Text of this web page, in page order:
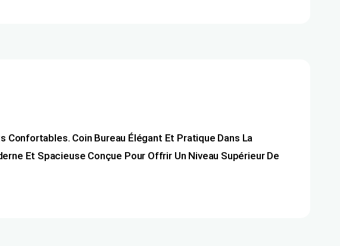
Confortables. Coin Bureau Élégant Et Pratique Dans La
Et Spacieuse Conçue Pour Offrir Un Niveau Supérieur De